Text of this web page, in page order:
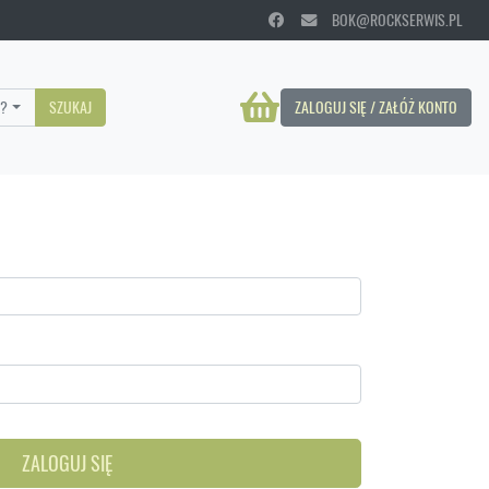
BOK@ROCKSERWIS.PL
ZALOGUJ SIĘ / ZAŁÓŻ KONTO
SZUKAJ
ZALOGUJ SIĘ